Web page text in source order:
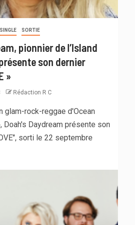
SINGLE SORTIE
pionnier de l’Island
son dernier
»
Rédaction R C
glam-rock-reggae d'Ocean
Doah's Daydream présente son
sorti le 22 septembre